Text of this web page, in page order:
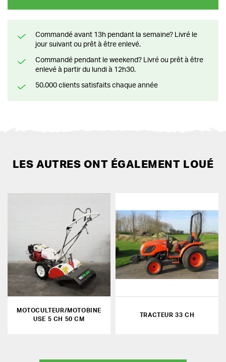
Commandé avant 13h pendant la semaine? Livré le
jour suivant ou prêt à être enlevé.
Commandé pendant le weekend? Livré ou prêt à être
enlevé à partir du lundi à 12h30.
50.000 clients satisfaits chaque année
LES AUTRES ONT ÉGALEMENT LOUÉ
MOTOCULTEUR/MOTOBINE
USE 5 CH 50 CM
TRACTEUR 33 CH